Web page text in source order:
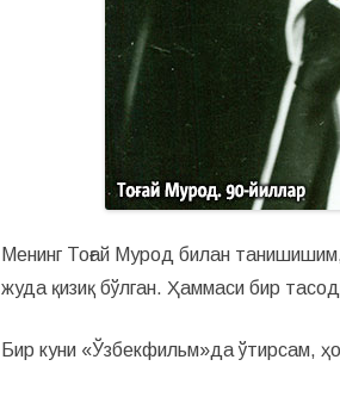
Менинг Тоғай Мурод билан
жуда қизиқ бўлган. Ҳаммаси бир
Бир куни «Ўзбекфильм»да ўтирсам,